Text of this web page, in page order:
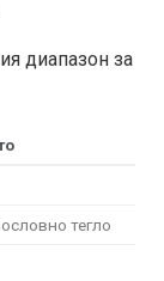
диапазон за
тегло